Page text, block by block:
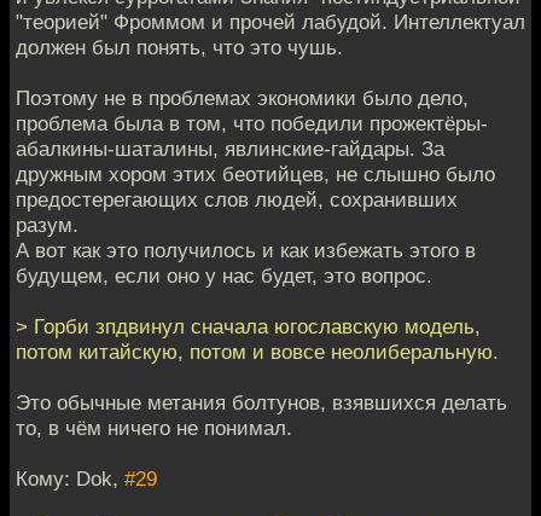
"теорией" Фроммом и прочей лабудой. Интеллектуал
должен был понять, что это чушь.
Поэтому не в проблемах экономики было дело,
проблема была в том, что победили прожектёры-
абалкины-шаталины, явлинские-гайдары. За
дружным хором этих беотийцев, не слышно было
предостерегающих слов людей, сохранивших
разум.
А вот как это получилось и как избежать этого в
будущем, если оно у нас будет, это вопрос.
> Горби зпдвинул сначала югославскую модель,
потом китайскую, потом и вовсе неолиберальную.
Это обычные метания болтунов, взявшихся делать
то, в чём ничего не понимал.
Кому: Dok, #29